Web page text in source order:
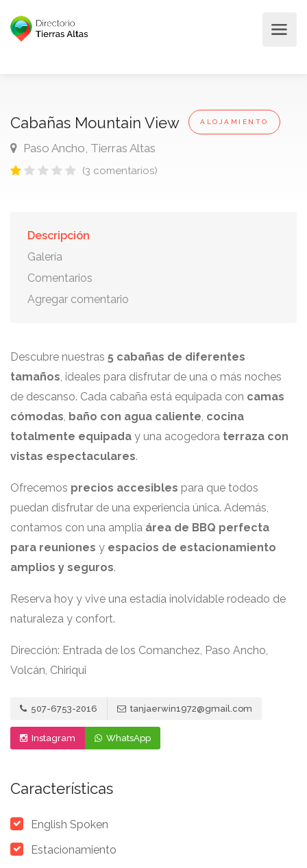
Cabañas Mountain View ALOJAMIENTO
Paso Ancho, Tierras Altas
(3 comentarios)
Descripción
Galería
Comentarios
Agregar comentario
Descubre nuestras 5 cabañas de diferentes
tamaños, ideales para disfrutar de una o más noches
de descanso. Cada cabaña está equipada con camas
cómodas, baño con agua caliente, cocina
totalmente equipada y una acogedora terraza con
vistas espectaculares.
Ofrecemos precios accesibles para que todos
puedan disfrutar de una experiencia única. Además,
contamos con una amplia área de BBQ perfecta
para reuniones y espacios de estacionamiento
amplios y seguros.
Reserva hoy y vive una estadía inolvidable rodeado de
naturaleza y confort.
Dirección: Entrada de los Comanchez, Paso Ancho,
Volcán, Chiriqui
507-6753-2016 tanjaerwin1972@gmail.com
Instagram WhatsApp
Características
English Spoken
Estacionamiento